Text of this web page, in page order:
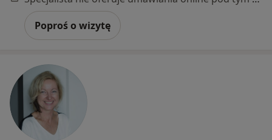
Poproś o wizytę